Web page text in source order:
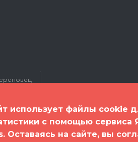
"Полимер Экспорт"
использует файлы cookie
с помощью сервиса
Оставаясь на сайте, вы